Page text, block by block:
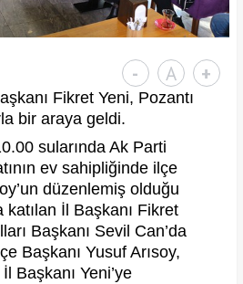
- A +
Fikret Yeni, Pozantı
bir araya geldi.
sularında Ak Parti
ev sahipliğinde ilçe
düzenlemiş olduğu
katılan İl Başkanı Fikret
Başkanı Sevil Can’da
Başkanı Yusuf Arısoy,
Başkanı Yeni’ye